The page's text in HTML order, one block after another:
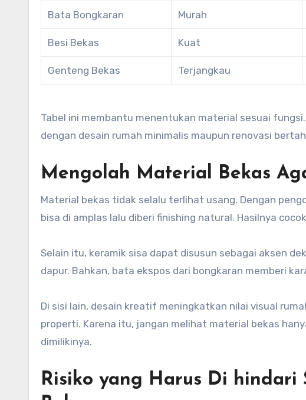
Bata Bongkaran Murah
Besi Bekas Kuat
Genteng Bekas Terjangkau
Tabel ini membantu menentukan material sesuai
dengan desain rumah minimalis maupun renovasi
Mengolah Material Bekas
Material bekas tidak selalu terlihat usang. Dengan
bisa di amplas lalu diberi finishing natural. Hasilnya
Selain itu, keramik sisa dapat disusun sebagai aksen
dapur. Bahkan, bata ekspos dari bongkaran memberi
Di sisi lain, desain kreatif meningkatkan nilai visual
properti. Karena itu, jangan melihat material bekas
dimilikinya.
Risiko yang Harus Di